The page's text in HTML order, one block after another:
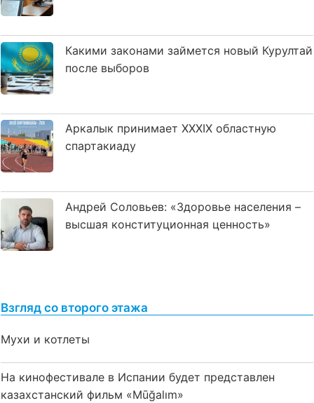
Какими законами займется новый Курултай
после выборов
Аркалык принимает XXXIX областную
спартакиаду
Андрей Соловьев: «Здоровье населения –
высшая конституционная ценность»
Взгляд со второго этажа
Мухи и котлеты
На кинофестивале в Испании будет представлен
казахстанский фильм «Mūğalım»